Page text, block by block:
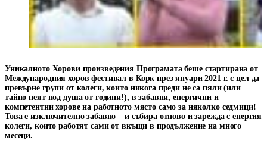
Уникалното Хорови произведенияПрограмата беше стартирана от
Международния хоров фестивал в Корк през януари 2021 г. с цел да
превърне групи от колеги, които никога преди не са пяли (или
тайно пеят под душа от години!), в забавни, енергични и
компетентни хорове на работното място само за няколко седмици!
Това е изключително забавно – и събира отново и зарежда с енергия
колеги, които работят сами от вкъщи в продължение на много
месеци.